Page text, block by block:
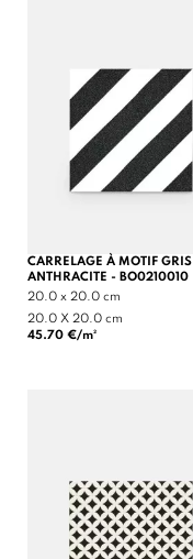
CARRELAGE À MOTIF GRIS
ANTHRACITE - BO0210010
20.0 x 20.0 cm
20.0 X 20.0 cm
45.70 €/m²